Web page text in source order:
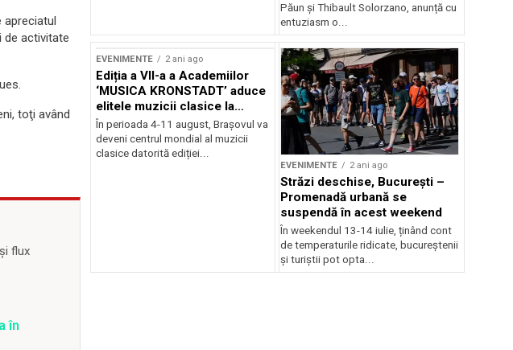
apreciatul
de activitate
toţi având
flux
în
Păun și Thibault Solorzano, anunță cu
entuziasm o...
EVENIMENTE 2 ani ago
Ediția a VII-a a Academiilor
‘MUSICA KRONSTADT’ aduce
elitele muzicii clasice la
Brașov
În perioada 4-11 august, Brașovul va
deveni centrul mondial al muzicii
clasice datorită ediției...
EVENIMENTE 2 ani ago
Străzi deschise, București –
Promenadă urbană se
suspendă în acest weekend
În weekendul 13-14 iulie, ținând cont
de temperaturile ridicate, bucureștenii
și turiștii pot opta...